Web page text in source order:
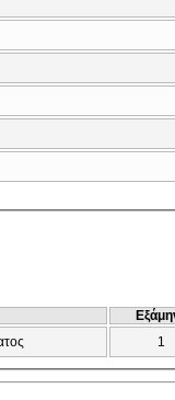
1